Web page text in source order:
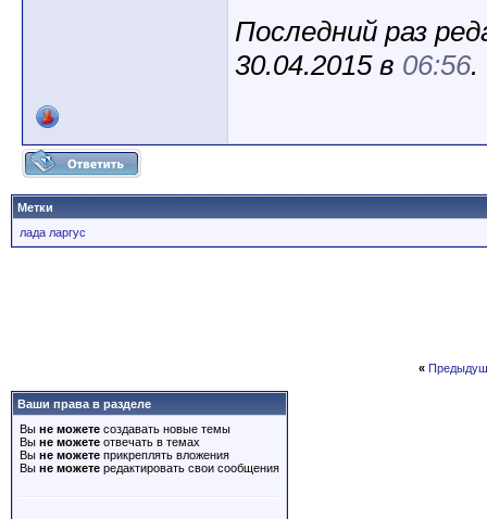
Последний раз
30.04.2015 в 06:56.
Метки
лада ларгус
«
Ваши права в разделе
Вы не можете создавать новые темы
Вы не можете отвечать в темах
Вы не можете прикреплять вложения
Вы не можете редактировать свои сообщения